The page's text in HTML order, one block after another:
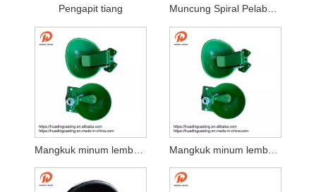
Pengapit tiang Muncung Spiral Pelaburan Pelaburan